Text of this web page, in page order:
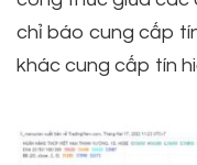
chỉ báo cung cấp
khác cung cấp tín